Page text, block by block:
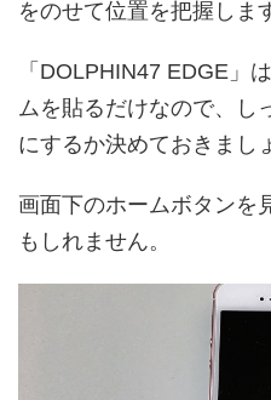
をのせて位置を把握しま
「DOLPHIN47 EDGE」
ムを貼るだけなので、し
にするか決めておきまし
画面下のホームボタンを
もしれません。